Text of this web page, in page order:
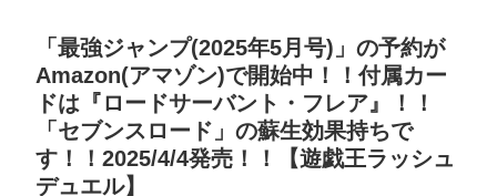
「最強ジャンプ(2025年5月号)」の予約が
Amazon(アマゾン)で開始中！！付属カー
ドは『ロードサーバント・フレア』！！
「セブンスロード」の蘇生効果持ちで
す！！2025/4/4発売！！【遊戯王ラッシュ
デュエル】